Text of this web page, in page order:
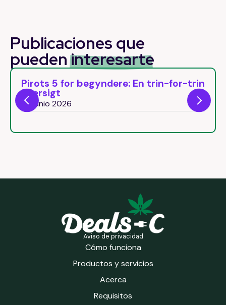
Publicaciones que
puedeninteresarte
Pirots 5 for begyndere: En trin-for-trin
oversigt
29 junio 2026
Aviso de privacidad
Cómo funciona
Productos y servicios
Acerca
Requisitos